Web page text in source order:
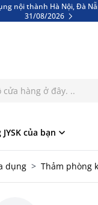
nội thành Hà Nội, Đà
31/08/2026
của bạn
dụng > Thảm phòng